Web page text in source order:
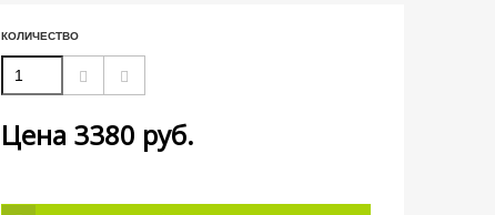
КОЛИЧЕСТВО
Цена 3380 руб.